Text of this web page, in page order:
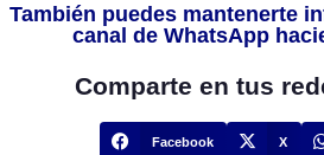
También puedes mantenerte
canal de WhatsApp
Comparte en tus
Facebook X